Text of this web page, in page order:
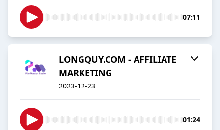
07:11
LONGQUY.COM - AFFILIATE
MARKETING
2023-12-23
01:24